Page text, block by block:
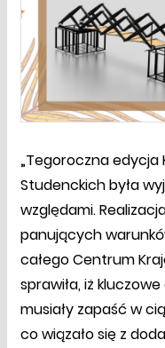
„Tegoroczna edycja
Studenckich była
względami.
panujących
całego Centrum
sprawiła, iż
musiały zapaść w
co wiązało się z